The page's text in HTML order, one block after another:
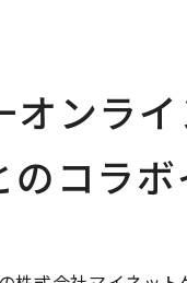
オンラ
のコラ